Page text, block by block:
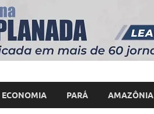
ECONOMIA PARÁ AMAZÔNIA